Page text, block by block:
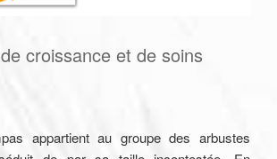
croissance et de soins
appartient au groupe des arbustes